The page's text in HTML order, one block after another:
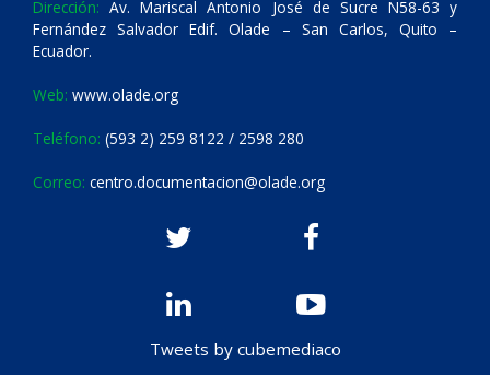
Dirección: Av. Mariscal Antonio José de Sucre N58-63 y
Fernández Salvador Edif. Olade – San Carlos, Quito –
Ecuador.
Web: www.olade.org
Teléfono: (593 2) 259 8122 / 2598 280
Correo: centro.documentacion@olade.org
Tweets by cubemediaco